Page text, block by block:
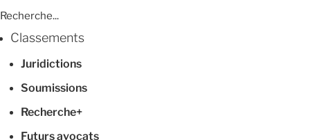
Classements
Juridictions
Soumissions
Recherche+
Futurs avocats